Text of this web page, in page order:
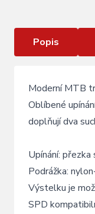
Popis
Moderní MTB
Oblíbené
doplňují dva
Upínání:
Podrážka:
Výstelku je
SPD